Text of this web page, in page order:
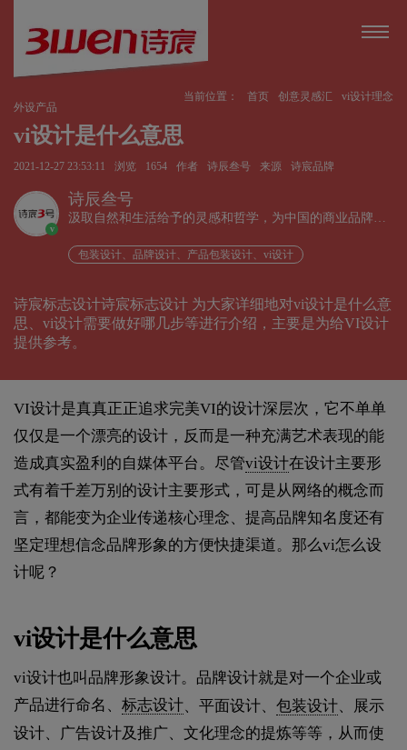
当前位置： 首页 创意灵感汇
vi设计理念
外设产品
vi设计是什么意思
2021-12-27 23:53:11 浏览 1654 作者 诗辰叁号 来源 诗宸品牌
v
诗辰叁号
汲取自然和生活给予的灵感和哲学，为中国的商业品牌发
包装设计、品牌设计、产品包装设计、vi设计
诗宸标志设计诗宸标志设计 为大家详细地对vi设计是什么意
思、vi设计需要做好哪几步等进行介绍，主要是为给VI设计
提供参考。
VI设计是真真正正追求完美VI的设计深层次，它不单单
仅仅是一个漂亮的设计，反而是一种充满艺术表现的能
造成真实盈利的自媒体平台。尽管vi设计在设计主要形
式有着千差万别的设计主要形式，可是从网络的概念而
言，都能变为企业传递核心理念、提高品牌知名度还有
坚定理想信念品牌形象的方便快捷渠道。那么vi怎么设
计呢？
vi设计是什么意思
vi设计也叫品牌形象设计。品牌设计就是对一个企业或
产品进行命名、 标志设计、平面设计、 包装设计、展示
设计、广告设计及推广、文化理念的提炼等等，从而使